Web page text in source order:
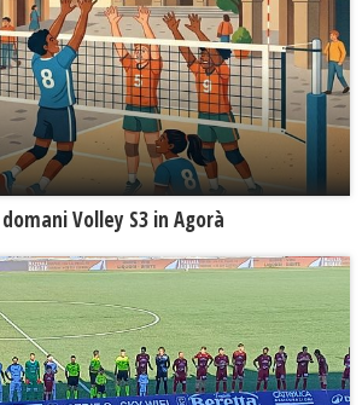
Volley S3 in Agorà